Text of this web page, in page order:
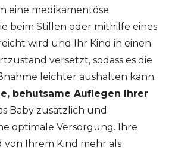
eine medikamentöse
beim Stillen oder mithilfe eines
wird und Ihr Kind in einen
versetzt, sodass es die
leichter aushalten kann.
behutsame Auflegen Ihrer
Baby zusätzlich und
optimale Versorgung. Ihre
von Ihrem Kind mehr als